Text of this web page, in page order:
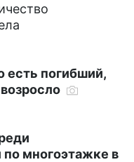
есть погибший,
по многоэтажке в